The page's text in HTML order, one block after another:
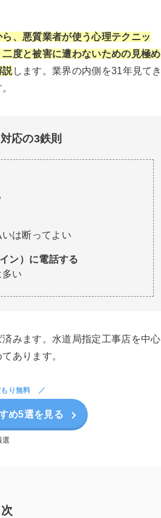
、悪質業者が使う心理テクニッ
度と被害に遭わないための見極め
説します。業界の内側を31年見てき
応の3鉄則
いは断ってよい
ン）に電話する
い
みます。水道局指定工事店を中心
あります。
り無料
め5選を見る
選